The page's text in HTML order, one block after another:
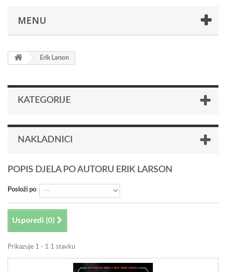
MENU
Erik Larson
KATEGORIJE
NAKLADNICI
POPIS DJELA PO AUTORU ERIK LARSON
Posloži po
Usporedi (0)
Prikazuje 1 - 1 1 stavku